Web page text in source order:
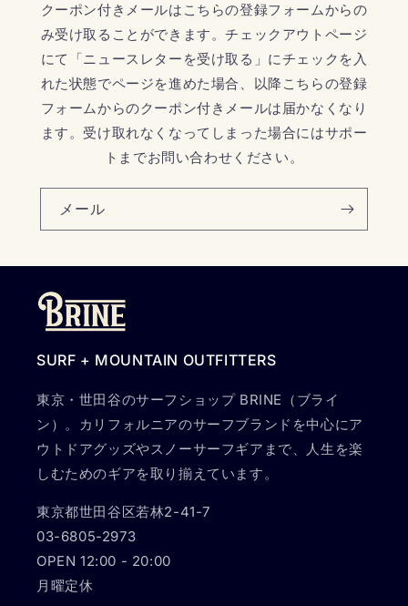
クーポン付きメールはこちらの登録フォームからの
み受け取ることができます。チェックアウトページ
にて「ニュースレターを受け取る」にチェックを入
れた状態でページを進めた場合、以降こちらの登録
フォームからのクーポン付きメールは届かなくなり
ます。受け取れなくなってしまった場合にはサポー
トまでお問い合わせください。
メール
SURF + MOUNTAIN OUTFITTERS
東京・世田谷のサーフショップ BRINE（ブライ
ン）。カリフォルニアのサーフブランドを中心にア
ウトドアグッズやスノーサーフギアまで、人生を楽
しむためのギアを取り揃えています。
東京都世田谷区若林2-41-7
03-6805-2973
OPEN 12:00 - 20:00
月曜定休